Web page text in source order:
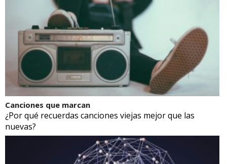
Canciones que marcan
¿Por qué recuerdas canciones viejas mejor que las
nuevas?